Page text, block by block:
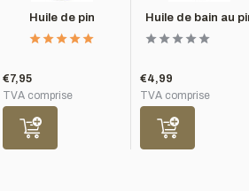
Huile de pin
€7,95
TVA comprise
Huile de bain au
€4,99
TVA comprise